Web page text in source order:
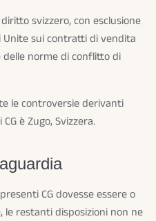
svizzero, con esclusione
Unite sui contratti di vendita
delle norme di conflitto di
le controversie derivanti
è Zugo, Svizzera.
CG dovesse essere o
le restanti disposizioni non ne